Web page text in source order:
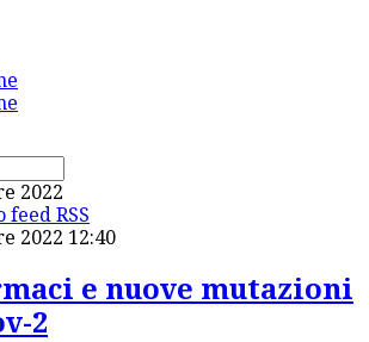
2022
RSS
2022 12:40
e nuove mutazioni
2